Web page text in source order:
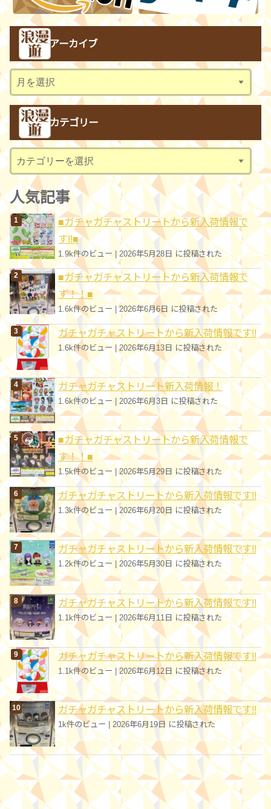
アーカイブ
ー
イ
ブ
カテゴリー
テ
ゴ
リ
ー
人気記事
■ガチャガチャストリートから新入荷情報で
す!!■
1.9k件のビュー |2026年5月28日 に投稿された
■ガチャガチャストリートから新入荷情報で
す！！■
1.6k件のビュー|2026年6月6日 に投稿された
ガチャガチャストリートから新入荷情報です!!
1.6k件のビュー|2026年6月13日 に投稿された
ガチャガチャストリート新入荷情報！
1.6k件のビュー 2026年6月3日 に投稿された
■ガチャガチャストリートから新入荷情報で
す！！■
1.5k件のビュー|2026年5月29日 に投稿された
ガチャガチャストリートから新入荷情報です!!
1.3k件のビュー| 2026年6月20日 に投稿された
ガチャガチャストリートから新入荷情報です!!
1.2k件のビュー 2026年5月30日 に投稿された
ガチャガチャストリートから新入荷情報です!!
1.1k件のビュー | 2026年6月11日 に投稿された
ガチャガチャストリートから新入荷情報です!!
1.1k件のビュー|2026年6月12日 に投稿された
ガチャガチャストリートから新入荷情報です!!
1k件のビュー 2026年6月19日 に投稿された